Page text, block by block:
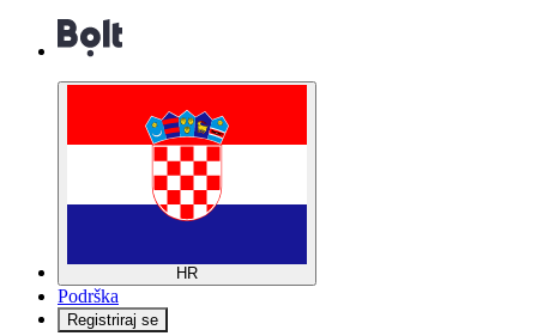
HR
Podrška
Registriraj se